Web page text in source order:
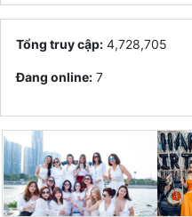
Tổng truy cập: 4,728,705
Đang online: 7